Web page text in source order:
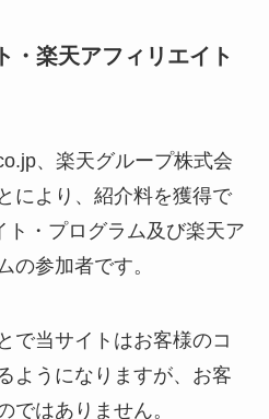
・楽天アフィリエイト
、楽天グループ株式会
により、紹介料を獲得で
ト・プログラム及び楽天ア
の参加者です。
で当サイトはお客様のコ
ようになりますが、お客
ではありません。